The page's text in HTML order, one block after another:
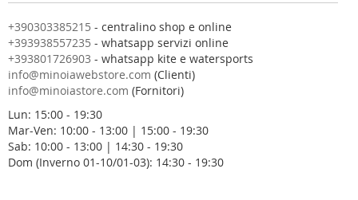
n
o
s
t
r
a
e
w
s
l
+390303385215 - centralino shop e online
+393938557235 - whatsapp servizi online
+393801726903 - whatsapp kite e watersports
info@minoiawebstore.com (Clienti)
info@minoiastore.com (Fornitori)
Lun: 15:00 - 19:30
Mar-Ven: 10:00 - 13:00 | 15:00 - 19:30
Sab: 10:00 - 13:00 | 14:30 - 19:30
Dom (Inverno 01-10/01-03): 14:30 - 19:30